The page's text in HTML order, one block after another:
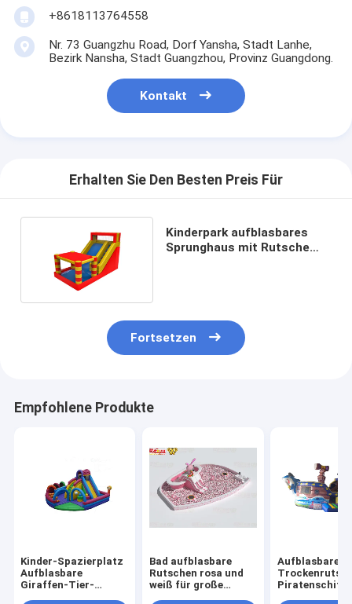
+8618113764558
Nr. 73 Guangzhu Road, Dorf Yansha, Stadt Lanhe,
Bezirk Nansha, Stadt Guangzhou, Provinz Guangdong.
Kontakt
Erhalten Sie Den Besten Preis Für
Kinderpark aufblasbares
Sprunghaus mit Rutsche
Fortsetzen
Empfohlene Produkte
Kinder-Spazierplatz
Aufblasbare
Giraffen-Tier-
Bad aufblasbare
Rutschen rosa und
weiß für große
Aufblasbare
Piratenschiffe